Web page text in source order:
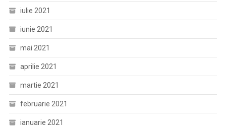
iulie 2021
iunie 2021
mai 2021
aprilie 2021
martie 2021
februarie 2021
ianuarie 2021